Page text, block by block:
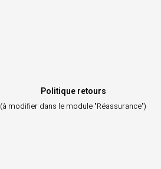
Politique retours
(à modifier dans le module "Réassurance")